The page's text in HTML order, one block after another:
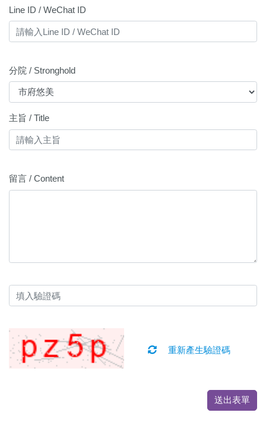
Line ID / WeChat ID
分院 / Stronghold
主旨 / Title
留言 / Content
重新產生驗證碼
送出表單